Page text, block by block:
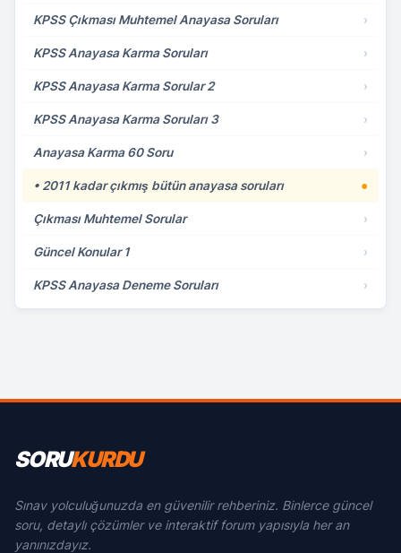
KPSS Çıkması Muhtemel Anayasa Soruları ›
KPSS Anayasa Karma Soruları ›
KPSS Anayasa Karma Sorular 2 ›
KPSS Anayasa Karma Soruları 3 ›
Anayasa Karma 60 Soru ›
• 2011 kadar çıkmış bütün anayasa soruları ●
Çıkması Muhtemel Sorular ›
Güncel Konular 1 ›
KPSS Anayasa Deneme Soruları ›
SORUKURDU
Sınav yolculuğunuzda en güvenilir rehberiniz. Binlerce güncel
soru, detaylı çözümler ve interaktif forum yapısıyla her an
yanınızdayız.